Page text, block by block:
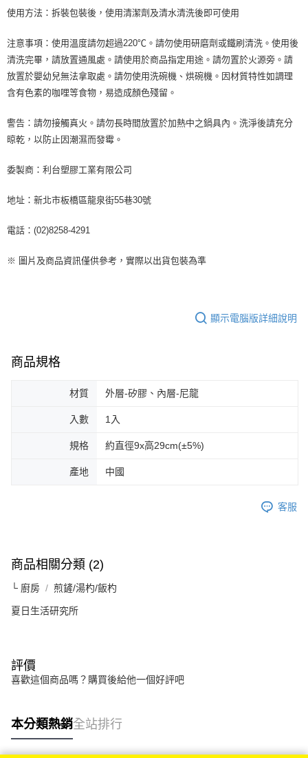
使用方法：拆裝包裝後，使用清潔劑及清水清洗後即可使用
注意事項：使用溫度請勿超過220℃。請勿使用研磨劑或鐵刷清洗。使用後
清洗完畢，請放置通風處。請使用於商品指定用途。請勿置於火源旁。請
放置於嬰幼兒無法拿取處。請勿使用洗碗機、烘碗機。因材質特性如調理
含有色素的咖哩等食物，易造成顏色殘留。
警告：請勿接觸真火。請勿長時間放置於加熱中之鍋具內。洗淨後請充分
晾乾，以防止因潮濕而發霉。
委製商：利台塑膠工業有限公司
地址：新北市板橋區龍泉街55巷30號
電話：(02)8258-4291
※ 圖片及商品資訊僅供參考，實際以出貨包裝為準
顯示電腦版詳細說明
商品規格
材質 外層-矽膠、內層-尼龍
入數 1入
規格 約直徑9x高29cm(±5%)
產地 中國
客服
商品相關分類 (2)
└ 廚房 煎鏟/湯杓/飯杓
夏日生活研究所
評價
喜歡這個商品嗎？購買後給他一個好評吧
本分類熱銷全站排行